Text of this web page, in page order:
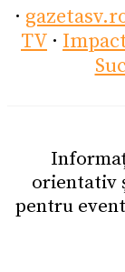
·
TV ·
orientativ
pentru